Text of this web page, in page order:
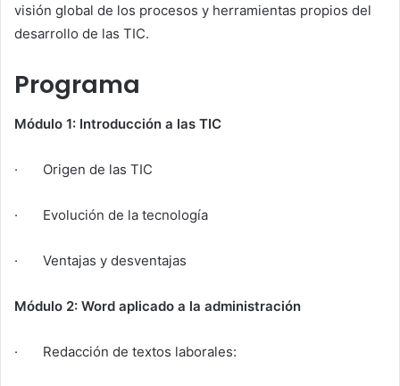
visión global de los procesos y herramientas propios del
desarrollo de las TIC.
Programa
Módulo 1: Introducción a las TIC
· Origen de las TIC
· Evolución de la tecnología
· Ventajas y desventajas
Módulo 2: Word aplicado a la administración
· Redacción de textos laborales: